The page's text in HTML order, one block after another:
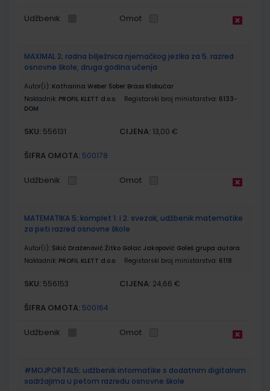
Udžbenik Omot
MAXIMAL 2; radna bilježnica njemačkog jezika za 5. razred
osnovne škole, druga godina učenja
Autor(i): Katharina Weber Šober Brass Klobučar
Nakladnik: PROFIL KLETT d.o.o. Registarski broj ministarstva: 6133-
DOM
SKU: 556131 CIJENA: 13,00 €
ŠIFRA OMOTA: 500178
Udžbenik Omot
MATEMATIKA 5; komplet 1. i 2. svezak, udžbenik matematike
za peti razred osnovne škole
Autor(i): Šikić Draženović Žitko Golac Jakopović Goleš grupa autora
Nakladnik: PROFIL KLETT d.o.o. Registarski broj ministarstva: 6118
SKU: 556153 CIJENA: 24,66 €
ŠIFRA OMOTA: 500164
Udžbenik Omot
#MOJPORTAL5; udžbenik informatike s dodatnim digitalnim
sadržajima u petom razredu osnovne škole